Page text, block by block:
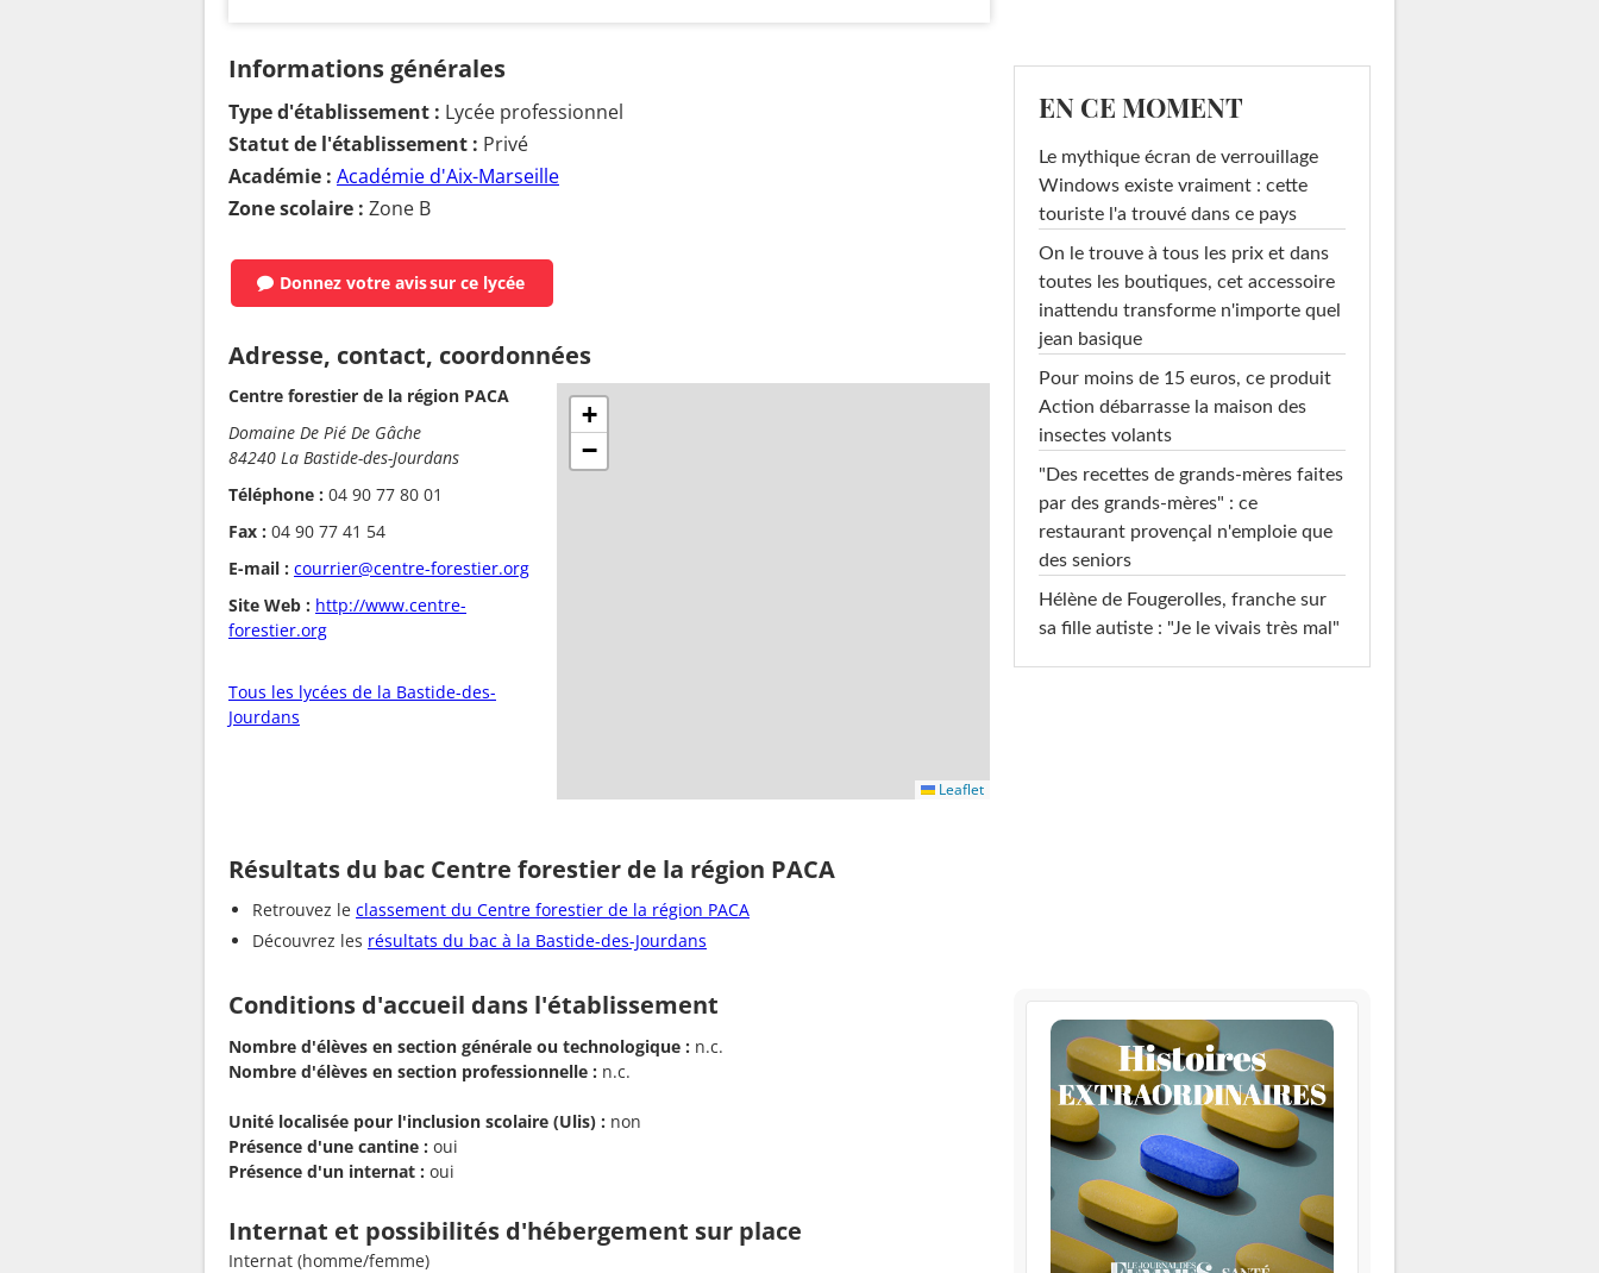
Informations générales
Type d'établissement : Lycée professionnel
Statut de l'établissement : Privé
Académie : Académie d'Aix-Marseille
Zone scolaire : Zone B
Donnez votre avissur ce lycée
Adresse, contact, coordonnées
Centre forestier de la région PACA
Domaine De Pié De Gâche
84240 La Bastide-des-Jourdans
Téléphone : 04 90 77 80 01
Fax : 04 90 77 41 54
E-mail : courrier@centre-forestier.org
Site Web : http://www.centre-
forestier.org
Tous les lycées de la Bastide-des-
Jourdans
+
−
Leaflet
Résultats du bac Centre forestier de la région PACA
Retrouvez le classement du Centre forestier de la région PACA
Découvrez les résultats du bac à la Bastide-des-Jourdans
Conditions d'accueil dans l'établissement
Nombre d'élèves en section générale ou technologique : n.c.
Nombre d'élèves en section professionnelle : n.c.
Unité localisée pour l'inclusion scolaire (Ulis) : non
Présence d'une cantine : oui
Présence d'un internat : oui
Internat et possibilités d'hébergement sur place
Internat (homme/femme)
EN CE MOMENT
Le mythique écran de verrouillage
Windows existe vraiment : cette
touriste l'a trouvé dans ce pays
On le trouve à tous les prix et dans
toutes les boutiques, cet accessoire
inattendu transforme n'importe quel
jean basique
Pour moins de 15 euros, ce produit
Action débarrasse la maison des
insectes volants
"Des recettes de grands-mères faites
par des grands-mères" : ce
restaurant provençal n'emploie que
des seniors
Hélène de Fougerolles, franche sur
sa fille autiste : "Je le vivais très mal"